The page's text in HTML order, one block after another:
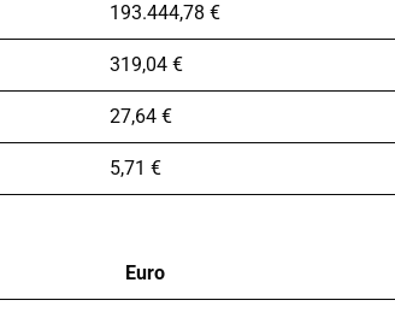
193.444,78 €
319,04 €
27,64 €
5,71 €
Euro